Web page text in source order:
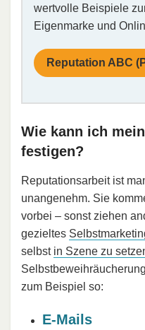
wertvolle Beispiele
Eigenmarke und
Reputation ABC
Wie kann ich
festigen?
Reputationsarbeit ist
unangenehm. Sie
vorbei – sonst ziehen
gezieltes
selbst in Szene zu
zum Beispiel so:
E-Mails